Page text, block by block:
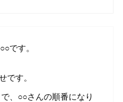
です。
です。
、○○さんの順番になり